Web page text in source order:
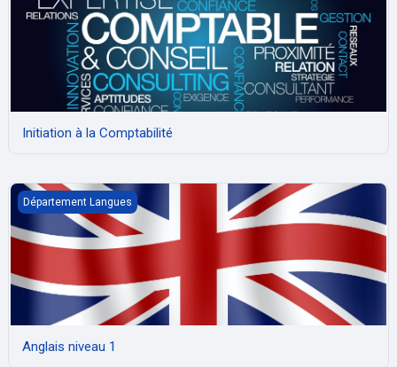
Initiation à la Comptabilité
Anglais niveau 1
Département Langues
Anglais niveau 1